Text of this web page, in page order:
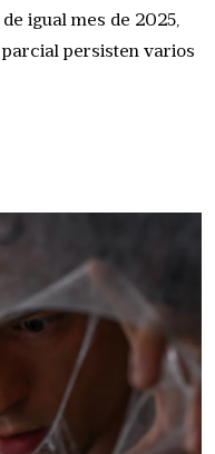
igual mes de 2025,
persisten varios